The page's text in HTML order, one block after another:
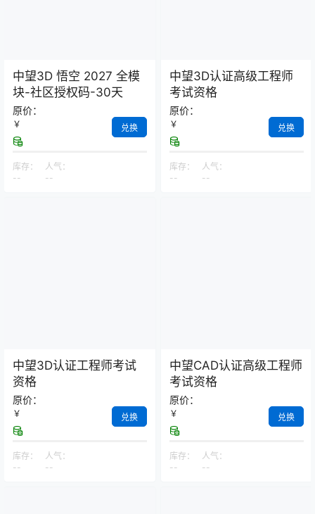
中望3D 悟空 2027 全模
块-社区授权码-30天
原价：
￥ 兑换
库存：
--
人气：
--
中望3D认证高级工程师
考试资格
原价：
￥ 兑换
库存：
--
人气：
--
中望3D认证工程师考试
资格
原价：
￥ 兑换
库存：
--
人气：
--
中望CAD认证高级工程师
考试资格
原价：
￥ 兑换
库存：
--
人气：
--